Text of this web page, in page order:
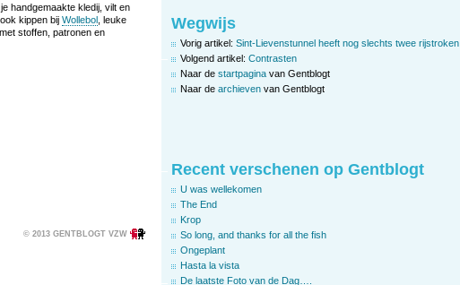
handgemaakte kledij, vilt en
kippen bij Wollebol , leuke
stoffen, patronen en
© 2013 GENTBLOGT VZW
Wegwijs
Vorig artikel: Sint-Lievenstunnel heeft nog slechts twee rijstroken
Volgend artikel: Contrasten
Naar de startpagina van Gentblogt
Naar de archieven van Gentblogt
Recent verschenen op Gentblogt
U was wellekomen
The End
Krop
So long, and thanks for all the fish
Ongeplant
Hasta la vista
De laatste Foto van de Dag….